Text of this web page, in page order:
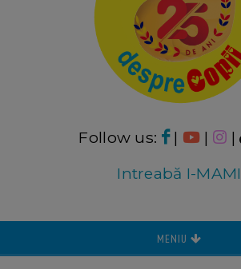
Follow us: | | |
Intreabă I-MAMI
MENIU